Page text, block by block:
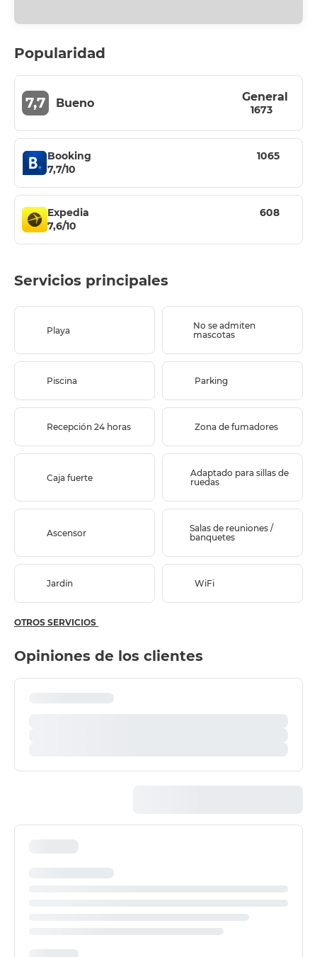
Popularidad
7,7 Bueno General
1673
Booking
7,7/10
1065
Expedia
7,6/10
608
Servicios principales
Playa
No se admiten
mascotas
Piscina Parking
Recepción 24 horas Zona de fumadores
Caja fuerte
Adaptado para sillas de
ruedas
Ascensor
Salas de reuniones /
banquetes
Jardín WiFi
OTROS SERVICIOS
Opiniones de los clientes